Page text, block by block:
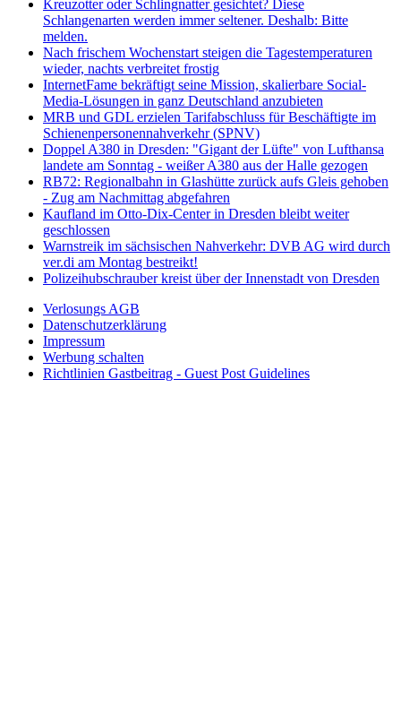
Kreuzotter oder Schlingnatter gesichtet? Diese
Schlangenarten werden immer seltener. Deshalb: Bitte
melden.
Nach frischem Wochenstart steigen die Tagestemperaturen
wieder, nachts verbreitet frostig
InternetFame bekräftigt seine Mission, skalierbare Social-
Media-Lösungen in ganz Deutschland anzubieten
MRB und GDL erzielen Tarifabschluss für Beschäftigte im
Schienenpersonennahverkehr (SPNV)
Doppel A380 in Dresden: "Gigant der Lüfte" von Lufthansa
landete am Sonntag - weißer A380 aus der Halle gezogen
RB72: Regionalbahn in Glashütte zurück aufs Gleis gehoben
- Zug am Nachmittag abgefahren
Kaufland im Otto-Dix-Center in Dresden bleibt weiter
geschlossen
Warnstreik im sächsischen Nahverkehr: DVB AG wird durch
ver.di am Montag bestreikt!
Polizeihubschrauber kreist über der Innenstadt von Dresden
Verlosungs AGB
Datenschutzerklärung
Impressum
Werbung schalten
Richtlinien Gastbeitrag - Guest Post Guidelines